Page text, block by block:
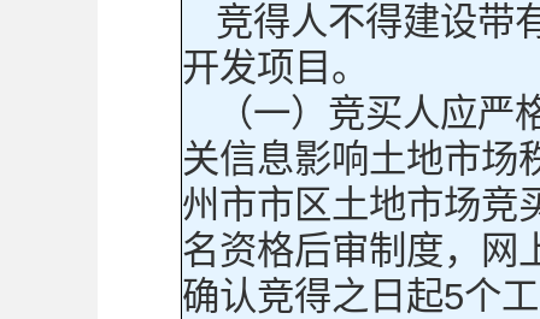
竞得人不得建设带
开发项目。
（一）竞买人应
关信息影响土地市场
州市市区土地市场竞
名资格后审制度，网
确认竞得之日起5个